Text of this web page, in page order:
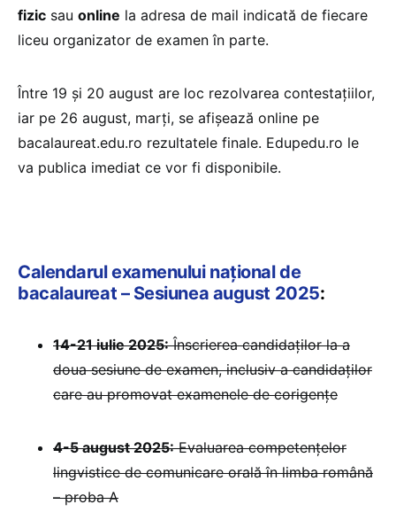
fizic sau online la adresa de mail indicată de fiecare
liceu organizator de examen în parte.
Între 19 și 20 august are loc rezolvarea contestațiilor,
iar pe 26 august, marți, se afișează online pe
bacalaureat.edu.ro rezultatele finale. Edupedu.ro le
va publica imediat ce vor fi disponibile.
Calendarul examenului național de
bacalaureat – Sesiunea august 2025:
14-21 iulie 2025:Înscrierea candidaților la a
doua sesiune de examen, inclusiv a candidaților
care au promovat examenele de corigențe
4-5 august 2025:Evaluarea competențelor
lingvistice de comunicare orală în limba română
– proba A